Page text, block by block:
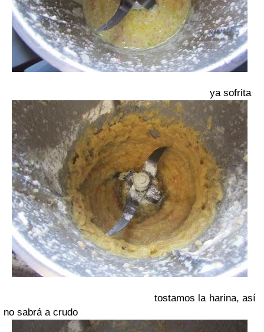
ya sofrita
tostamos la harina, así
no sabrá a crudo